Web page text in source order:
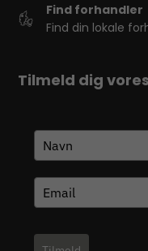
Find forhandler
Find din lokale
Tilmeld dig